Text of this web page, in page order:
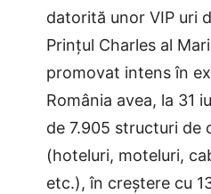
datorită unor VIP uri
Prințul Charles al
promovat intens în
România avea, la 31
de 7.905 structuri de
(hoteluri, moteluri,
etc.), în creștere cu